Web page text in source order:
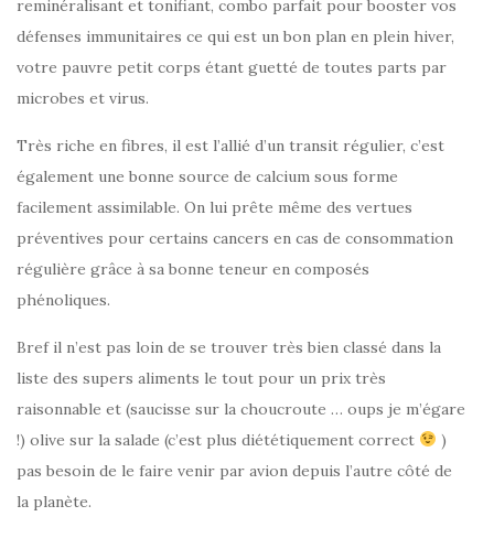
reminéralisant et tonifiant, combo parfait pour booster vos
défenses immunitaires ce qui est un bon plan en plein hiver,
votre pauvre petit corps étant guetté de toutes parts par
microbes et virus.
Très riche en fibres, il est l’allié d’un transit régulier, c’est
également une bonne source de calcium sous forme
facilement assimilable. On lui prête même des vertues
préventives pour certains cancers en cas de consommation
régulière grâce à sa bonne teneur en composés
phénoliques.
Bref il n’est pas loin de se trouver très bien classé dans la
liste des supers aliments le tout pour un prix très
raisonnable et (saucisse sur la choucroute … oups je m’égare
!) olive sur la salade (c’est plus diététiquement correct
)
pas besoin de le faire venir par avion depuis l’autre côté de
la planète.